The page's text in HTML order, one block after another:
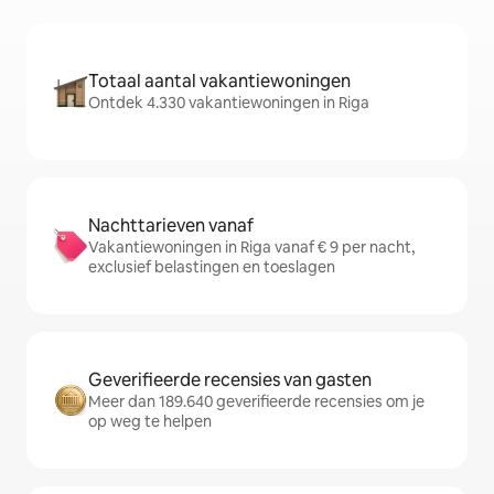
Totaal aantal vakantiewoningen
Ontdek 4.330 vakantiewoningen in Riga
Nachttarieven vanaf
Vakantiewoningen in Riga vanaf € 9 per nacht,
exclusief belastingen en toeslagen
Geverifieerde recensies van gasten
Meer dan 189.640 geverifieerde recensies om je
op weg te helpen